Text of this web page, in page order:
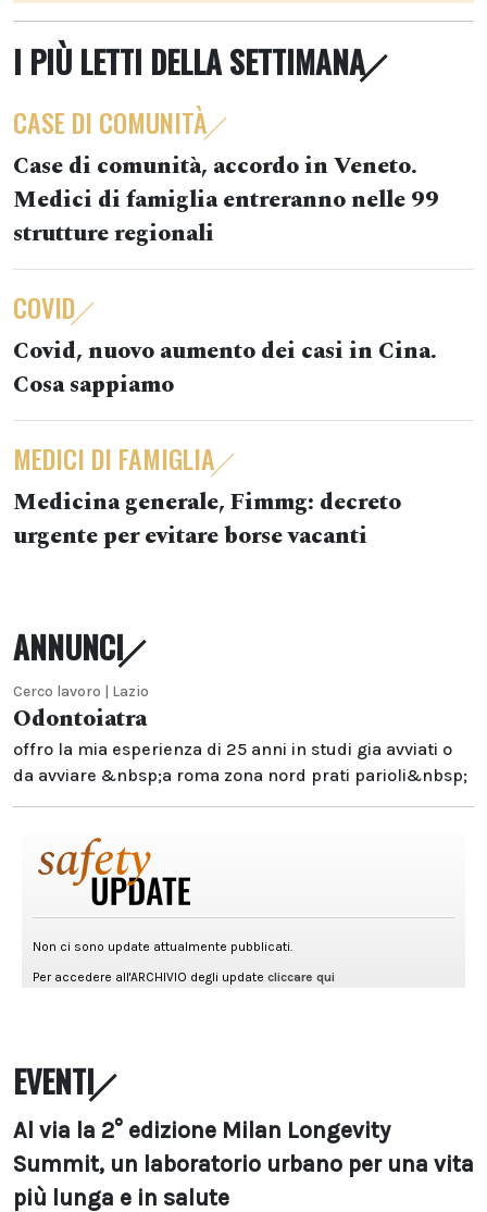
I PIÙ LETTI DELLA SETTIMANA
CASE DI COMUNITÀ
Case di comunità, accordo in Veneto.
Medici di famiglia entreranno nelle 99
strutture regionali
COVID
Covid, nuovo aumento dei casi in Cina.
Cosa sappiamo
MEDICI DI FAMIGLIA
Medicina generale, Fimmg: decreto
urgente per evitare borse vacanti
ANNUNCI
Cerco lavoro | Lazio
Odontoiatra
offro la mia esperienza di 25 anni in studi gia avviati o
da avviare &nbsp;a roma zona nord prati parioli&nbsp;
EVENTI
Al via la 2° edizione Milan Longevity
Summit, un laboratorio urbano per una vita
più lunga e in salute